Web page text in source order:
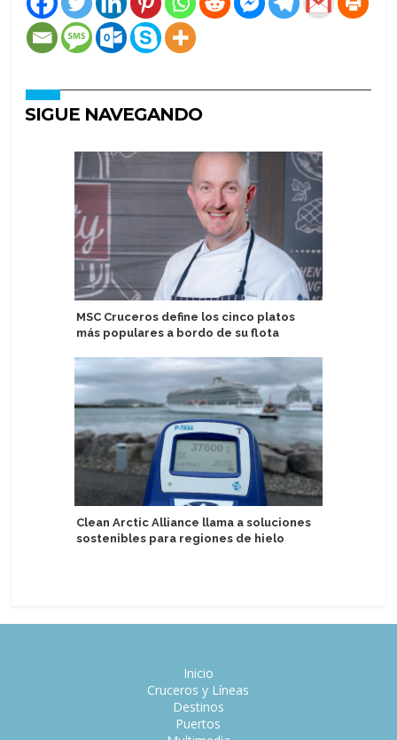
SIGUE NAVEGANDO
MSC Cruceros define los cinco platos
más populares a bordo de su flota
Clean Arctic Alliance llama a soluciones
sostenibles para regiones de hielo
Inicio
Cruceros y Líneas
Destinos
Puertos